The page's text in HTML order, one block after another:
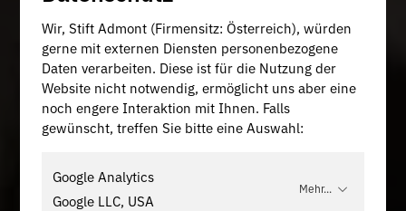
Wir, Stift Admont (Firmensitz: Österreich), würden
gerne mit externen Diensten personenbezogene
Daten verarbeiten. Diese ist für die Nutzung der
Website nicht notwendig, ermöglicht uns aber eine
noch engere Interaktion mit Ihnen. Falls
gewünscht, treffen Sie bitte eine Auswahl:
Google Analytics
Google LLC, USA
Mehr...